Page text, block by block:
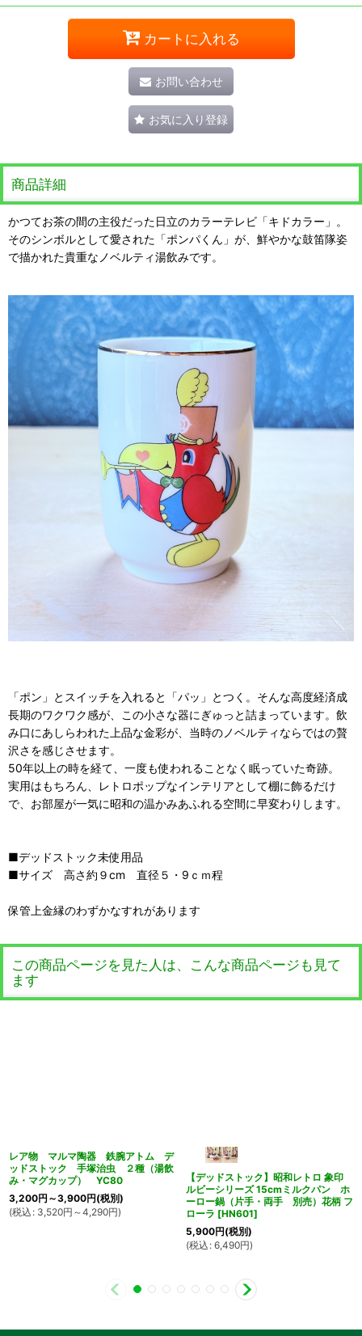
カートに入れる
お問い合わせ
お気に入り登録
商品詳細
かつてお茶の間の主役だった日立のカラーテレビ「キドカラー」。
そのシンボルとして愛された「ポンパくん」が、鮮やかな鼓笛隊姿
で描かれた貴重なノベルティ湯飲みです。
「ポン」とスイッチを入れると「パッ」とつく。そんな高度経済成
長期のワクワク感が、この小さな器にぎゅっと詰まっています。飲
み口にあしらわれた上品な金彩が、当時のノベルティならではの贅
沢さを感じさせます。
50年以上の時を経て、一度も使われることなく眠っていた奇跡。
実用はもちろん、レトロポップなインテリアとして棚に飾るだけ
で、お部屋が一気に昭和の温かみあふれる空間に早変わりします。
■デッドストック未使用品
■サイズ 高さ約９cm 直径５・9ｃｍ程
保管上金縁のわずかなすれがあります
この商品ページを見た人は、こんな商品ページも見て
ます
レア物 マルマ陶器 鉄腕アトム デ
ッドストック 手塚治虫 ２種（湯飲
み・マグカップ） YC80
3,200円 ～3,900円(税別)
(税込 : 3,520円 ～4,290円)
【デッドストック】昭和レトロ 象印
ルビーシリーズ 15cmミルクパン ホ
ーロー鍋（片手・両手 別売）花柄 フ
ローラ [HN601]
5,900円(税別)
(税込 : 6,490円)